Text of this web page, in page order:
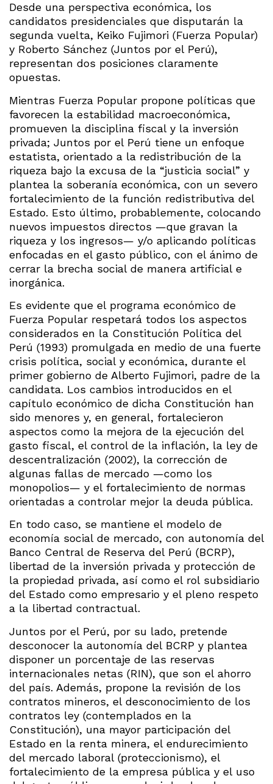
Desde una perspectiva económica, los
candidatos presidenciales que disputarán la
segunda vuelta, Keiko Fujimori (Fuerza Popular)
y Roberto Sánchez (Juntos por el Perú),
representan dos posiciones claramente
opuestas.
Mientras Fuerza Popular propone políticas que
favorecen la estabilidad macroeconómica,
promueven la disciplina fiscal y la inversión
privada; Juntos por el Perú tiene un enfoque
estatista, orientado a la redistribución de la
riqueza bajo la excusa de la “justicia social” y
plantea la soberanía económica, con un severo
fortalecimiento de la función redistributiva del
Estado. Esto último, probablemente, colocando
nuevos impuestos directos —que gravan la
riqueza y los ingresos— y/o aplicando políticas
enfocadas en el gasto público, con el ánimo de
cerrar la brecha social de manera artificial e
inorgánica.
Es evidente que el programa económico de
Fuerza Popular respetará todos los aspectos
considerados en la Constitución Política del
Perú (1993) promulgada en medio de una fuerte
crisis política, social y económica, durante el
primer gobierno de Alberto Fujimori, padre de la
candidata. Los cambios introducidos en el
capítulo económico de dicha Constitución han
sido menores y, en general, fortalecieron
aspectos como la mejora de la ejecución del
gasto fiscal, el control de la inflación, la ley de
descentralización (2002), la corrección de
algunas fallas de mercado —como los
monopolios— y el fortalecimiento de normas
orientadas a controlar mejor la deuda pública.
En todo caso, se mantiene el modelo de
economía social de mercado, con autonomía del
Banco Central de Reserva del Perú (BCRP),
libertad de la inversión privada y protección de
la propiedad privada, así como el rol subsidiario
del Estado como empresario y el pleno respeto
a la libertad contractual.
Juntos por el Perú, por su lado, pretende
desconocer la autonomía del BCRP y plantea
disponer un porcentaje de las reservas
internacionales netas (RIN), que son el ahorro
del país. Además, propone la revisión de los
contratos mineros, el desconocimiento de los
contratos ley (contemplados en la
Constitución), una mayor participación del
Estado en la renta minera, el endurecimiento
del mercado laboral (proteccionismo), el
fortalecimiento de la empresa pública y el uso